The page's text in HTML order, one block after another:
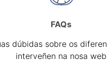
FAQs
dúbidas sobre os
interveñen na nosa web